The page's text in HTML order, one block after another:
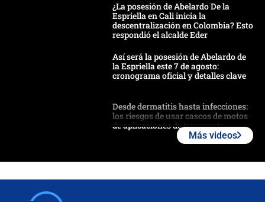
¿La posesión de Abelardo De la
Espriella en Cali inicia la
descentralización en Colombia? Esto
respondió el alcalde Eder
Así será la posesión de Abelardo de
la Espriella este 7 de agosto:
cronograma oficial y detalles clave
Desde dermatitis hasta infecciones:
los riesgos de usar cascos de motos
de aplicaciones de transporte
Más videos